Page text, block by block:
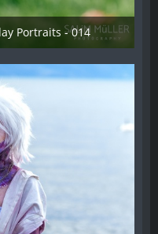
Portraits - 014